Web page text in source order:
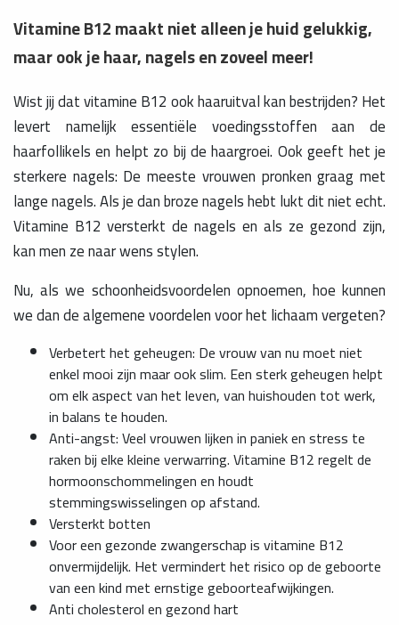
Vitamine B12 maakt niet alleen je huid gelukkig,
maar ook je haar, nagels en zoveel meer!
Wist jij dat vitamine B12 ook haaruitval kan bestrijden? Het
levert namelijk essentiële voedingsstoffen aan de
haarfollikels en helpt zo bij de haargroei. Ook geeft het je
sterkere nagels: De meeste vrouwen pronken graag met
lange nagels. Als je dan broze nagels hebt lukt dit niet echt.
Vitamine B12 versterkt de nagels en als ze gezond zijn,
kan men ze naar wens stylen.
Nu, als we schoonheidsvoordelen opnoemen, hoe kunnen
we dan de algemene voordelen voor het lichaam vergeten?
Verbetert het geheugen: De vrouw van nu moet niet
enkel mooi zijn maar ook slim. Een sterk geheugen helpt
om elk aspect van het leven, van huishouden tot werk,
in balans te houden.
Anti-angst: Veel vrouwen lijken in paniek en stress te
raken bij elke kleine verwarring. Vitamine B12 regelt de
hormoonschommelingen en houdt
stemmingswisselingen op afstand.
Versterkt botten
Voor een gezonde zwangerschap is vitamine B12
onvermijdelijk. Het vermindert het risico op de geboorte
van een kind met ernstige geboorteafwijkingen.
Anti cholesterol en gezond hart